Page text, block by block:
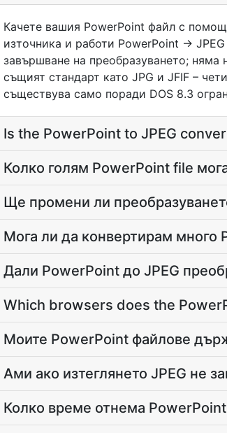
Качете вашия PowerPoint файл с
източника и работи PowerPoint →
завършване на преобразуването; няма
същият стандарт като JPG и JFIF –
съществува само поради DOS 8.3
Is the PowerPoint to JPEG
Колко голям PowerPoint file
Ще промени ли
Мога ли да конвертирам много
Дали PowerPoint до JPEG
Which browsers does the
Моите PowerPoint файлове
Ами ако изтеглянето JPEG не
Колко време отнема